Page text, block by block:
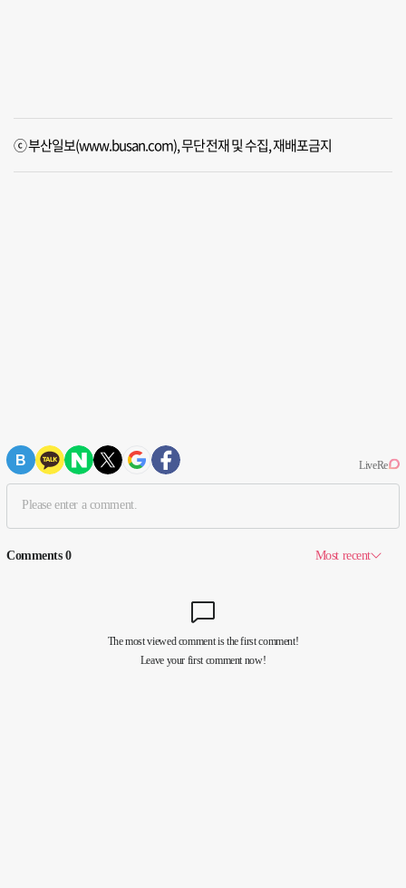
ⓒ 부산일보(www.busan.com), 무단전재 및 수집, 재배포금지